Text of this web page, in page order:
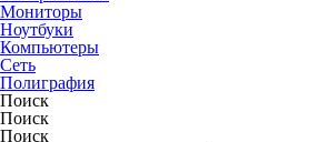
Мониторы
Ноутбуки
Компьютеры
Сеть
Полиграфия
Поиск
Поиск
Поиск